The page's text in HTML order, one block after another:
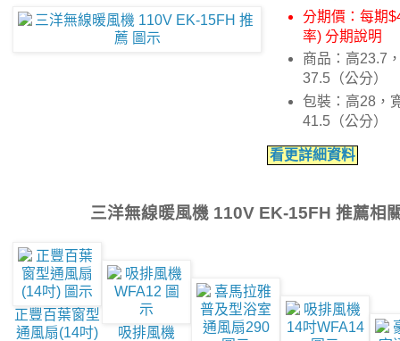
分期價：每期
率) 分期說明
商品：高23.7
37.5（公分）
包裝：高28，
41.5（公分）
看更詳細資料
三洋無線暖風機 110V EK-15FH 推薦相
正豐百葉窗型
通風扇(14吋)
吸排風機